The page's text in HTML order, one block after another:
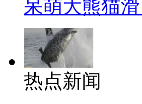
呆萌大熊猫
热点新闻